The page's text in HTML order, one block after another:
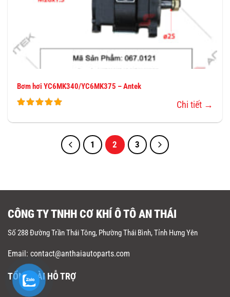
Bơm hơi YC6MK340/YC6MK375 – Antek
Chi tiết →
1 2 3
CÔNG TY TNHH CƠ KHÍ Ô TÔ AN THÁI
Số 288 Đường Trần Thái Tông, Phường Thái Bình, Tỉnh Hưng Yên
Email: contact@anthaiautoparts.com
TỔNG ĐÀI HỖ TRỢ